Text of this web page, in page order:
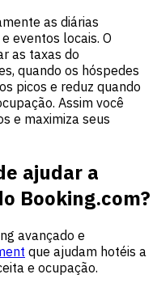
as diárias
eventos locais. O
as taxas do
quando os hóspedes
picos e reduz quando
Assim você
e maximiza seus
ajudar a
Booking.com?
avançado e
que ajudam hotéis a
e ocupação.